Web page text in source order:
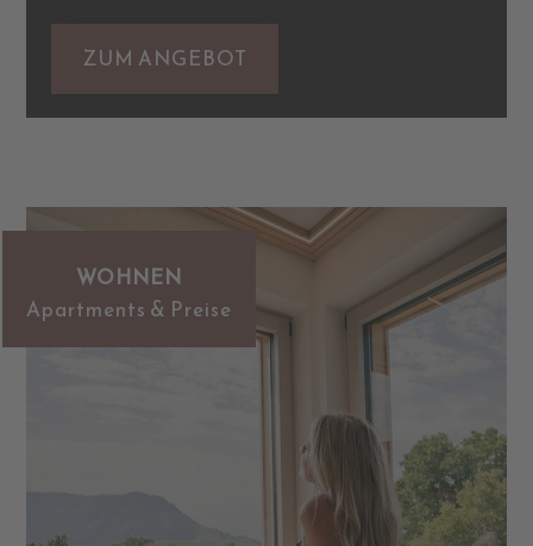
ZUM ANGEBOT
WOHNEN
Apartments & Preise